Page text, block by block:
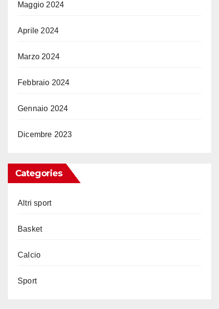
Maggio 2024
Aprile 2024
Marzo 2024
Febbraio 2024
Gennaio 2024
Dicembre 2023
Categories
Altri sport
Basket
Calcio
Sport